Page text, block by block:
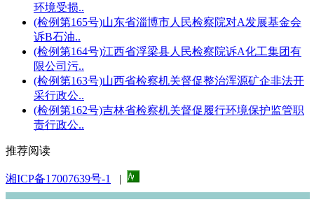
环境受损..
(检例第165号)山东省淄博市人民检察院对A发展基金会
诉B石油..
(检例第164号)江西省浮梁县人民检察院诉A化工集团有
限公司污..
(检例第163号)山西省检察机关督促整治浑源矿企非法开
采行政公..
(检例第162号)吉林省检察机关督促履行环境保护监管职
责行政公..
推荐阅读
湘ICP备17007639号-1 |